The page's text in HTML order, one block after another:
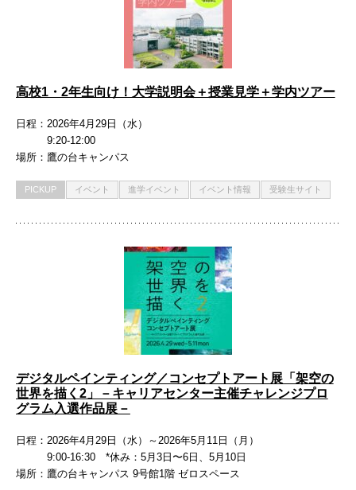
高校1・2年生向け！大学説明会＋授業見学＋学内ツアー
日程
2026年4月29日（水）
9:20-12:00
場所
鷹の台キャンパス
PICKUP イベント 進学イベント イベント情報 受験生サイト
デジタルペインティング／コンセプトアート展「架空の
世界を描く2」－キャリアセンター主催チャレンジプロ
グラム入選作品展－
日程
2026年4月29日（水）～2026年5月11日（月）
9:00-16:30 *休み：5月3日〜6日、5月10日
場所
鷹の台キャンパス 9号館1階 ゼロスペース